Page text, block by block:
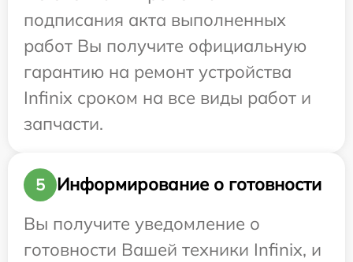
подписания акта выполненных
работ Вы получите официальную
гарантию на ремонт устройства
Infinix сроком на все виды работ и
запчасти.
5
Информирование о готовности
Вы получите уведомление о
готовности Вашей техники Infinix, и